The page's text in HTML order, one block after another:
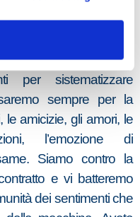
Rampelli- è che
per sistematizzare
sempre per la
le amicizie, gli amori, le
l’emozione di
Siamo contro la
e vi batteremo
dei sentimenti che